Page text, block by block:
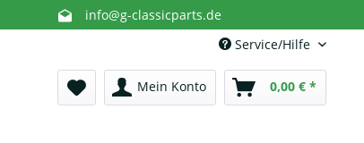
info@g-classicparts.de
Service/Hilfe
Mein Konto 0,00 € *